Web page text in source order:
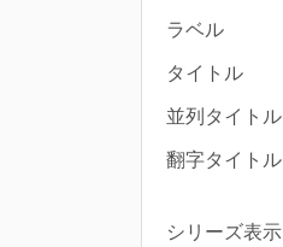
ラベル
タイトル
並列タイトル
翻字タイトル
シリーズ表示